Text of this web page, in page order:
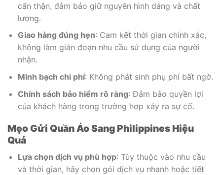
cẩn thận, đảm bảo giữ nguyên hình dáng và chất
lượng.
Giao hàng đúng hẹn: Cam kết thời gian chính xác,
không làm gián đoạn nhu cầu sử dụng của người
nhận.
Minh bạch chi phí: Không phát sinh phụ phí bất ngờ.
Chính sách bảo hiểm rõ ràng: Đảm bảo quyền lợi
của khách hàng trong trường hợp xảy ra sự cố.
Mẹo Gửi Quần Áo Sang Philippines Hiệu
Quả
Lựa chọn dịch vụ phù hợp: Tùy thuộc vào nhu cầu
và thời gian, hãy chọn gói dịch vụ nhanh hoặc tiết